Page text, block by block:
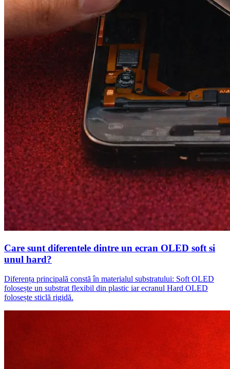
Care sunt diferentele dintre un ecran OLED soft si
unul hard?
Diferența principală constă în materialul substratului: Soft OLED
folosește un substrat flexibil din plastic iar ecranul Hard OLED
folosește sticlă rigidă.